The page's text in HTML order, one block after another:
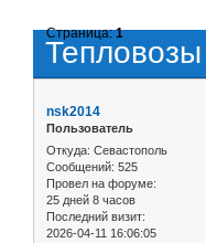
Страница:1
nsk2014
Пользователь
Откуда: Севастополь
Сообщений: 525
Провел на форуме:
25 дней 8 часов
Последний визит:
2026-04-11 16:06:05